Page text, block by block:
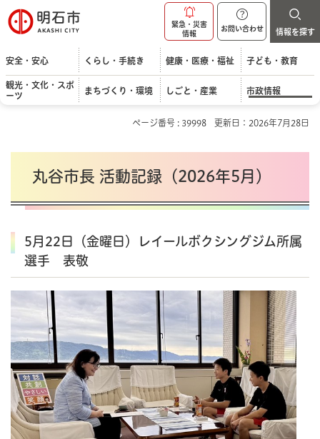
明石市
緊急・災害
情報
お問い合わせ 情報を探す
安全・安心 くらし・手続き 健康・医療・福祉 子ども・教育
観光・文化・スポ
ーツ
まちづくり・環境 しごと・産業 市政情報
ページ番号 : 39998 更新日：2026年7月28日
丸谷市長 活動記録（2026年5月）
5月22日（金曜日）レイールボクシングジム所属
選手 表敬